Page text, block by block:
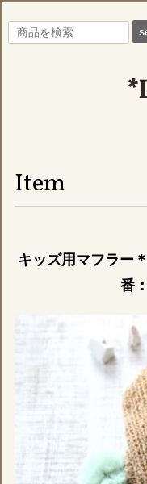
Item
キッズ用マフラ
番